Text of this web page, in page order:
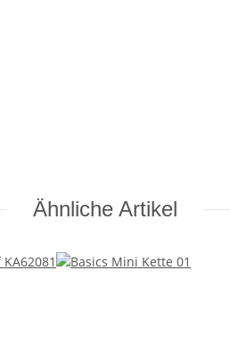
Ähnliche Artikel